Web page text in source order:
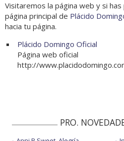
Visitaremos la página web y si
página principal de Plácido
hacia tu página.
Plácido Domingo Oficial
Página web oficial
http://
PRO.